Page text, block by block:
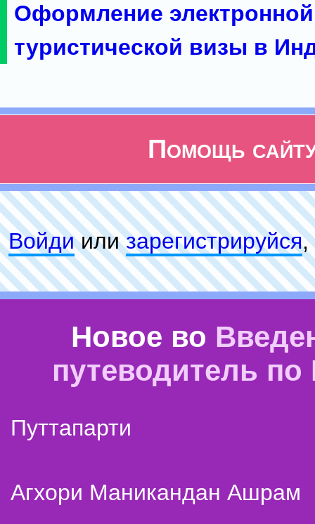
Оформление электронной
туристической визы в
Помощь
Войдиилизарeгиcтpируйся,
Новое во
путеводитель
Путтапарти
Агхори Маникандан Ашрам